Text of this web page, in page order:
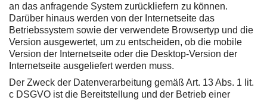
an das anfragende System zurückliefern zu können.
Darüber hinaus werden von der Internetseite das
Betriebssystem sowie der verwendete Browsertyp und die
Version ausgewertet, um zu entscheiden, ob die mobile
Version der Internetseite oder die Desktop-Version der
Internetseite ausgeliefert werden muss.
Der Zweck der Datenverarbeitung gemäß Art. 13 Abs. 1 lit.
c DSGVO ist die Bereitstellung und der Betrieb einer